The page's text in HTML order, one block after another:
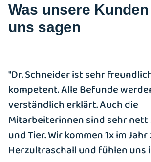
Was unsere
uns sagen
"Dr. Schneider ist sehr
kompetent. Alle Befunde
verständlich erklärt. Auch die
Mitarbeiterinnen sind sehr nett
und Tier. Wir kommen 1x im Jahr
Herzultraschall und fühlen uns